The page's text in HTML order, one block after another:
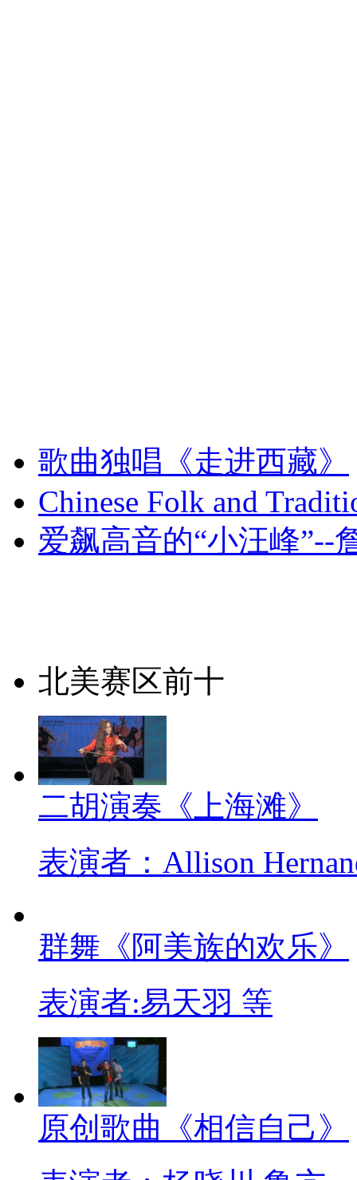
歌曲独唱《走进西藏》
Chinese Folk and
爱飙高音的“小汪峰”--
北美赛区前十
二胡演奏《上海滩》
表演者：Allison
群舞《阿美族的欢乐》
表演者:易天羽 等
原创歌曲《相信自己》